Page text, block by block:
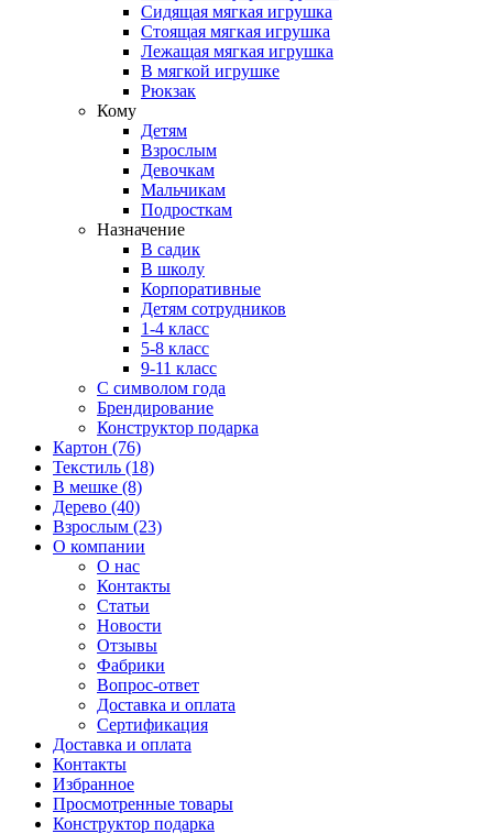
Сидящая мягкая игрушка
Стоящая мягкая игрушка
Лежащая мягкая игрушка
В мягкой игрушке
Рюкзак
Кому
Детям
Взрослым
Девочкам
Мальчикам
Подросткам
Назначение
В садик
В школу
Корпоративные
Детям сотрудников
1-4 класс
5-8 класс
9-11 класс
С символом года
Брендирование
Конструктор подарка
Картон (76)
Текстиль (18)
В мешке (8)
Дерево (40)
Взрослым (23)
О компании
О нас
Контакты
Статьи
Новости
Отзывы
Фабрики
Вопрос-ответ
Доставка и оплата
Сертификация
Доставка и оплата
Контакты
Избранное
Просмотренные товары
Конструктор подарка